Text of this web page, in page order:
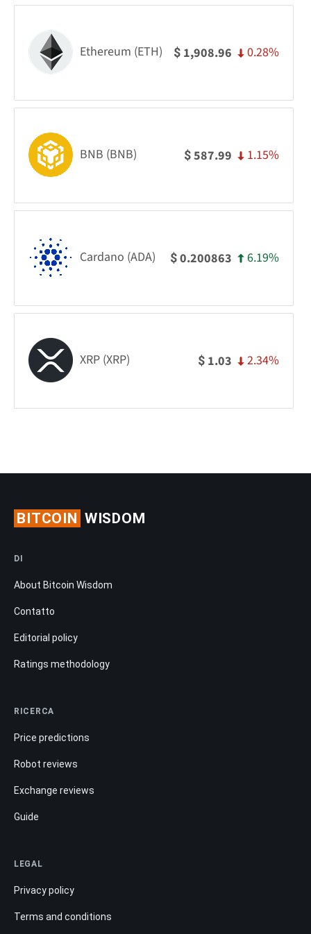
Ethereum (ETH) $ 1,908.96 0.28%
BNB (BNB) $587.99 1.15%
Cardano (ADA) $0.200863 6.19%
XRP (XRP) $ 1.03 2.34%
BITCOIN WISDOM
DI
About Bitcoin Wisdom
Contatto
Editorial policy
Ratings methodology
RICERCA
Price predictions
Robot reviews
Exchange reviews
Guide
LEGAL
Privacy policy
Terms and conditions